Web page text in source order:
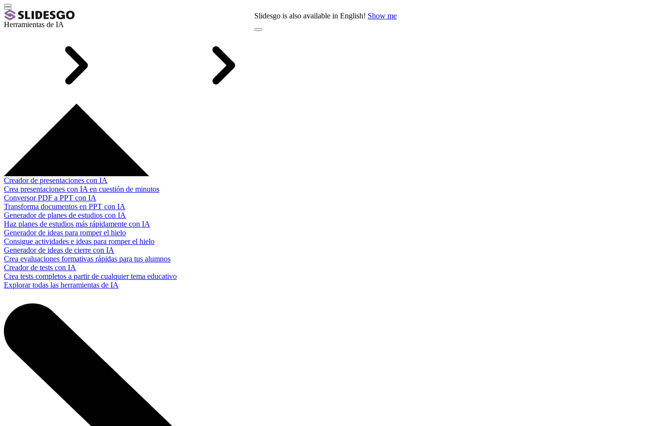
Slidesgo is also available in English! Show me
Herramientas de IA
Creador de presentaciones con IA
Crea presentaciones con IA en cuestión de minutos
Conversor PDF a PPT con IA
Transforma documentos en PPT con IA
Generador de planes de estudios con IA
Haz planes de estudios más rápidamente con IA
Generador de ideas para romper el hielo
Consigue actividades e ideas para romper el hielo
Generador de ideas de cierre con IA
Crea evaluaciones formativas rápidas para tus alumnos
Creador de tests con IA
Crea tests completos a partir de cualquier tema educativo
Explorar todas las herramientas de IA